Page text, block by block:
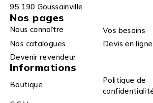
95 190 Goussainville
Nos pages
Nous connaître
Vos besoins
Nos catalogues
Devis en ligne
Devenir revendeur
Informations
Boutique
Politique de